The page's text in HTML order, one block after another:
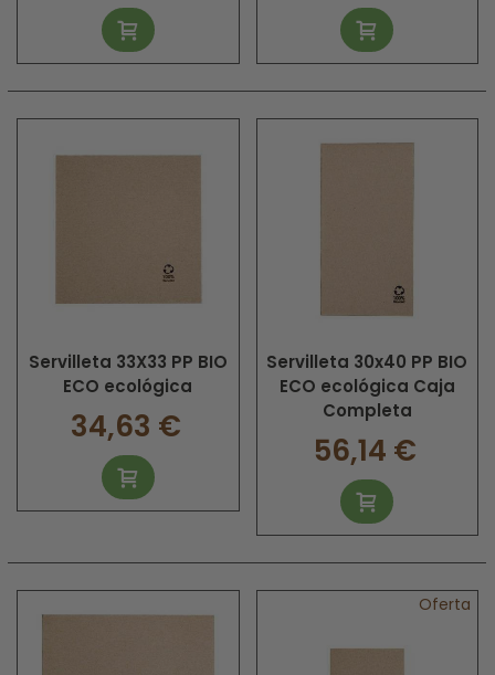
Servilleta 33X33 PP BIO
ECO ecológica
34,63 €
Servilleta 30x40 PP BIO
ECO ecológica Caja
Completa
56,14 €
Oferta